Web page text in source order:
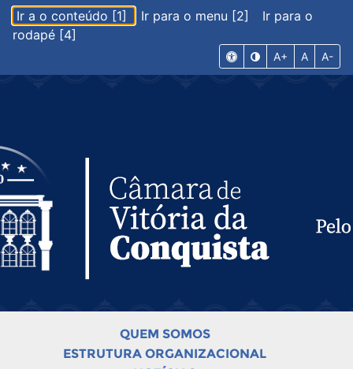
Ir a o conteúdo [1] Ir para o menu [2]
Ir para o
rodapé [4]
A+ A A-
QUEM SOMOS
ESTRUTURA ORGANIZACIONAL